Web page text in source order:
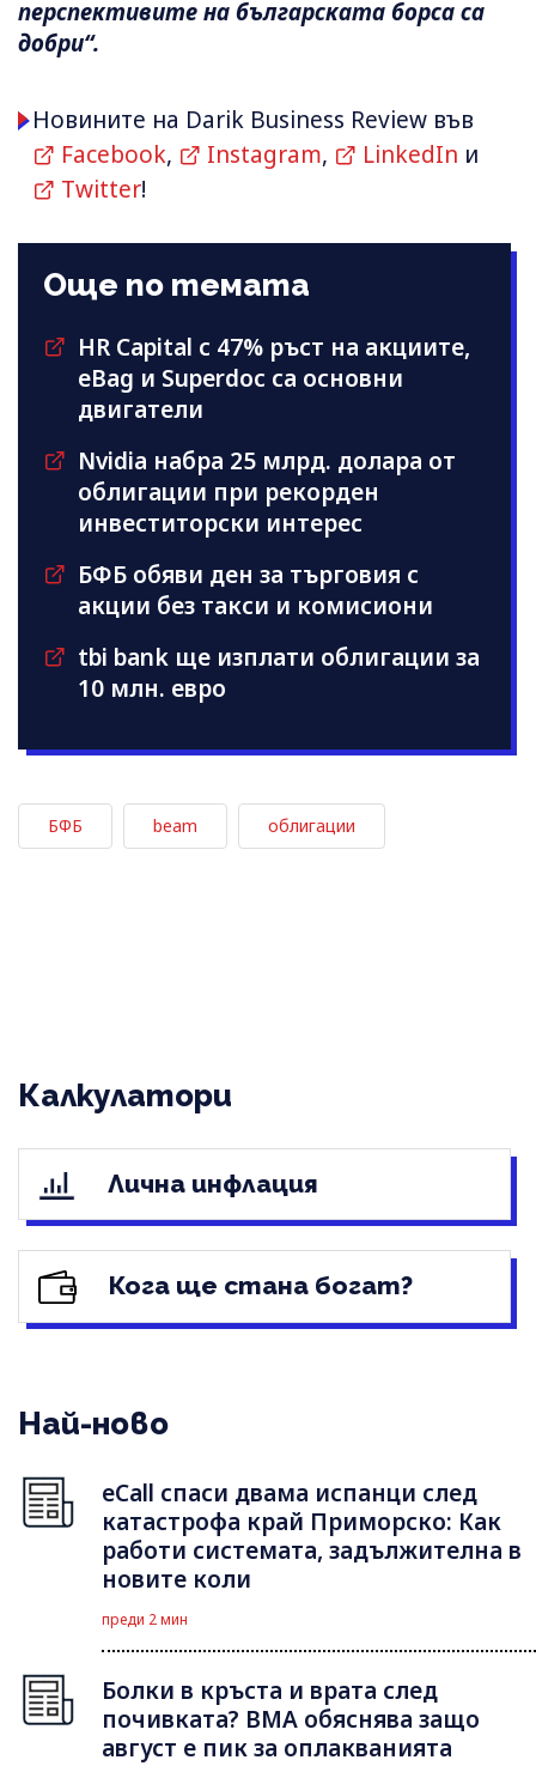
перспективите на българската борса са
добри“.
Новините на Darik Business Review във
Facebook, Instagram, LinkedIn и
Twitter!
Още по темата
HR Capital с 47% ръст на акциите,
eBag и Superdoc са основни
двигатели
Nvidia набра 25 млрд. долара от
облигации при рекорден
инвеститорски интерес
БФБ обяви ден за търговия с
акции без такси и комисиони
tbi bank ще изплати облигации за
10 млн. евро
БФБ beam облигации
Калкулатори
Лична инфлация
Кога ще стана богат?
Най-ново
eCall спаси двама испанци след
катастрофа край Приморско: Как
работи системата, задължителна в
новите коли
преди 2 мин
Болки в кръста и врата след
почивката? ВМА обяснява защо
август е пик за оплакванията